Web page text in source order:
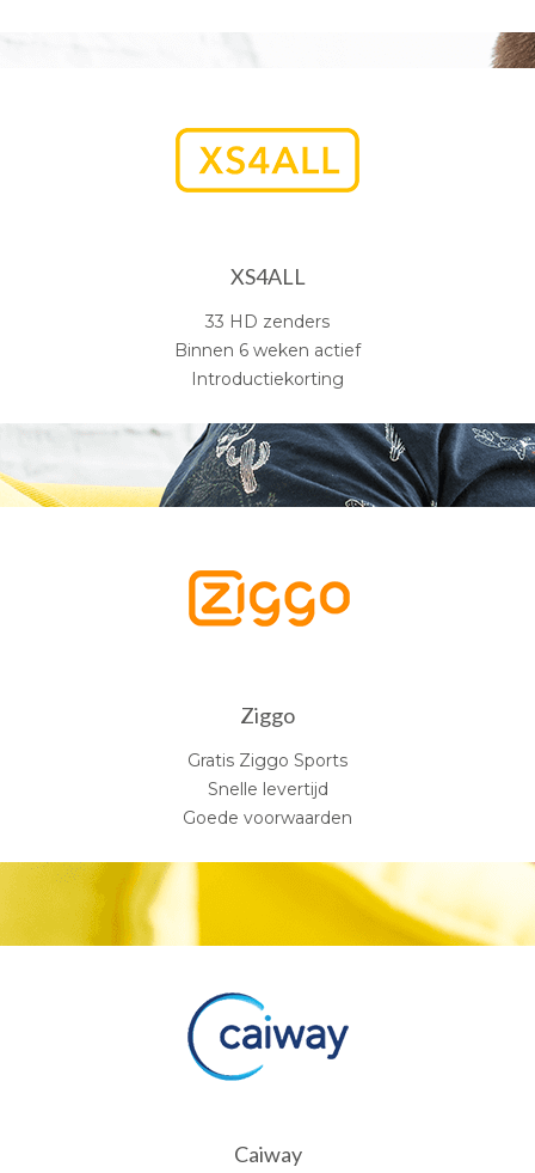
XS4ALL
33 HD zenders
Binnen 6 weken actief
Introductiekorting
Ziggo
Gratis Ziggo Sports
Snelle levertijd
Goede voorwaarden
Caiway